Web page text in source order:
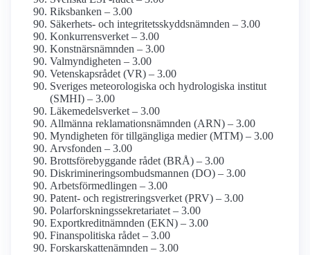
Riksbanken – 3.00
Säkerhets- och integritets­skydds­nämnden – 3.00
Konkurrens­verket – 3.00
Konstnärs­nämnden – 3.00
Val­myndigheten – 3.00
Vetenskaps­rådet (VR) – 3.00
Sveriges meteoro­logiska och hydrologiska institut
(SMHI) – 3.00
Läkemedels­verket – 3.00
Allmänna reklamations­nämnden (ARN) – 3.00
Myndigheten för tillgängliga medier (MTM) – 3.00
Arvsfonden – 3.00
Brotts­förebyggande rådet (BRÅ) – 3.00
Diskriminerings­ombudsmannen (DO) – 3.00
Arbetsförmedlingen – 3.00
Patent- och registrerings­verket (PRV) – 3.00
Polarforsknings­sekretariatet – 3.00
Exportkredit­nämnden (EKN) – 3.00
Finanspolitiska rådet – 3.00
Forskarskatte­nämnden – 3.00